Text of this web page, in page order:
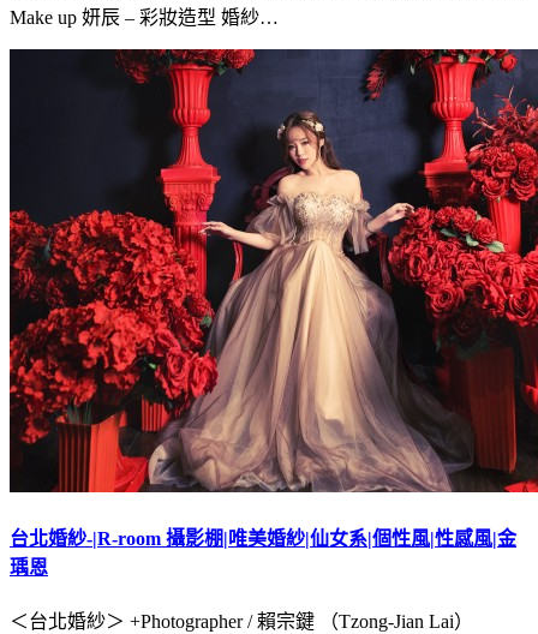
Make up 妍辰 – 彩妝造型 婚紗…
台北婚紗-|R-room 攝影棚|唯美婚紗|仙女系|個性風|性感風|金
瑀恩
＜台北婚紗＞ +Photographer / 賴宗鍵 （Tzong-Jian Lai）